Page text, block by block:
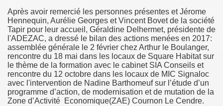
Après avoir remercié les personnes présentes et Jérome
Hennequin, Aurélie Georges et Vincent Bovet de la société
Tapir pour leur accueil, Géraldine Delhermet, présidente de
l'ADEZAC, a dressé le bilan des actions menées en 2017:
assemblée générale le 2 février chez Arthur le Boulanger,
rencontre du 18 mai dans les locaux de Square Habitat sur
le thème de la formation avec le cabinet SIA Conseils et
rencontre du 12 octobre dans les locaux de MIC Signaloc
avec l'intervention de Nadine Barthomeuf sur l’étude d’un
programme d’action, de modernisation et de mutation de la
Zone d’Activité Economique(ZAE) Cournon Le Cendre.